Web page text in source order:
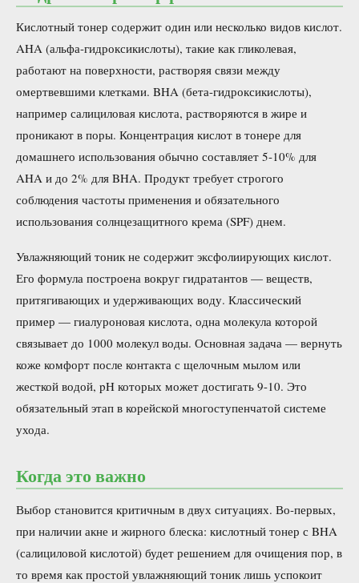
Кислотный тонер содержит один или несколько видов кислот.
AHA (альфа-гидроксикислоты), такие как гликолевая,
работают на поверхности, растворяя связи между
омертвевшими клетками. BHA (бета-гидроксикислоты),
например салициловая кислота, растворяются в жире и
проникают в поры. Концентрация кислот в тонере для
домашнего использования обычно составляет 5-10% для
AHA и до 2% для BHA. Продукт требует строгого
соблюдения частоты применения и обязательного
использования солнцезащитного крема (SPF) днем.
Увлажняющий тоник не содержит эксфолиирующих кислот.
Его формула построена вокруг гидратантов — веществ,
притягивающих и удерживающих воду. Классический
пример — гиалуроновая кислота, одна молекула которой
связывает до 1000 молекул воды. Основная задача — вернуть
коже комфорт после контакта с щелочным мылом или
жесткой водой, pH которых может достигать 9-10. Это
обязательный этап в корейской многоступенчатой системе
ухода.
Когда это важно
Выбор становится критичным в двух ситуациях. Во-первых,
при наличии акне и жирного блеска: кислотный тонер с BHA
(салициловой кислотой) будет решением для очищения пор, в
то время как простой увлажняющий тоник лишь успокоит